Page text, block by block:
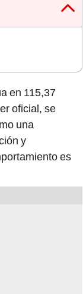
en 115,37
oficial, se
una
y
es